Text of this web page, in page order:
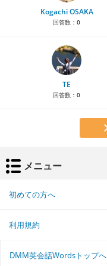
Kogachi OSAKA
回答数： 0
TE
回答数： 0
メニュー
初めての方へ
利用規約
DMM英会話Wordsトップへ